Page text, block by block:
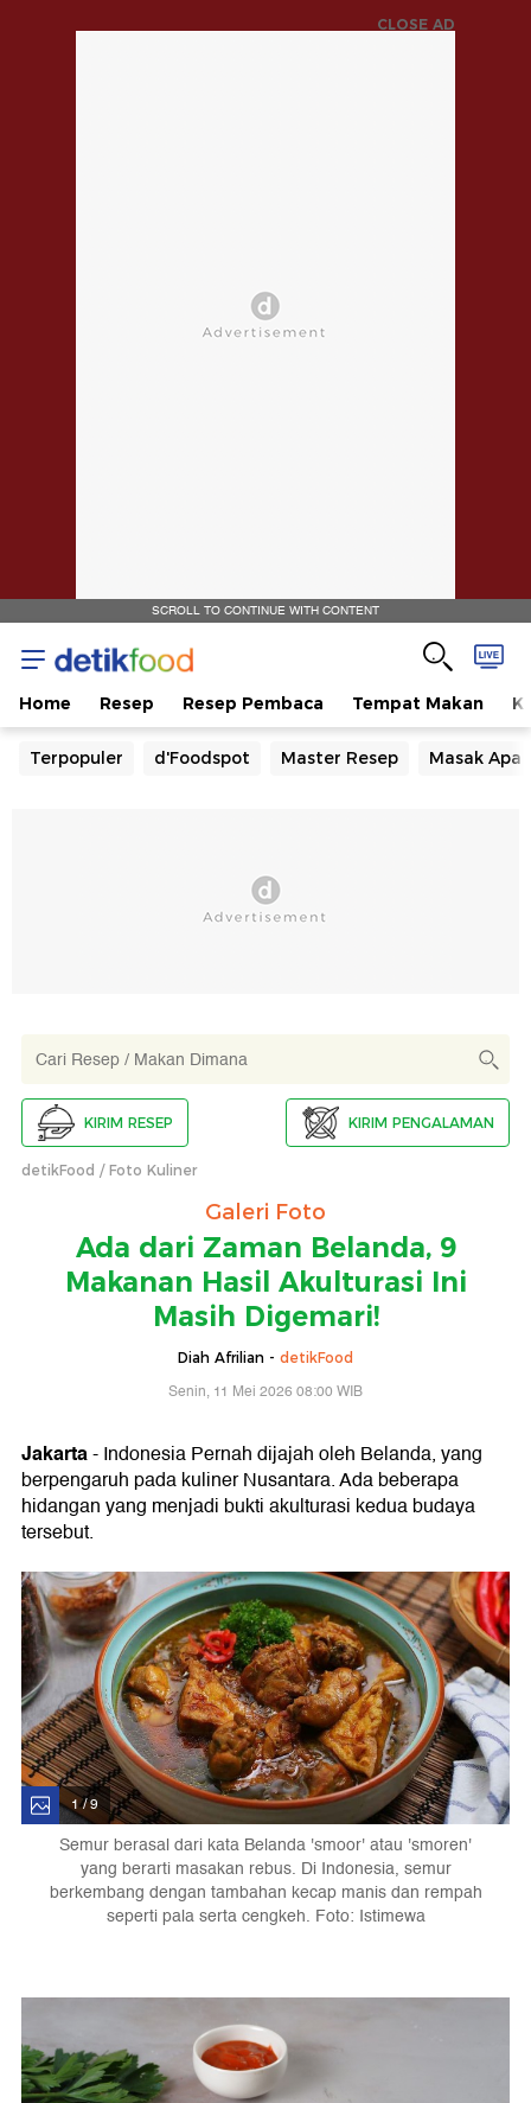
CLOSE AD
SCROLL TO CONTINUE WITH CONTENT
Home Resep Resep Pembaca Tempat Makan
Terpopuler d'Foodspot Master Resep Masak Apa
KIRIM RESEP KIRIM PENGALAMAN
detikFood Foto Kuliner
Galeri Foto
Ada dari Zaman Belanda, 9
Makanan Hasil Akulturasi Ini
Masih Digemari!
Diah Afrilian - detikFood
Senin, 11 Mei 2026 08:00 WIB
Jakarta- Indonesia Pernah dijajah oleh Belanda, yang
berpengaruh pada kuliner Nusantara. Ada beberapa
hidangan yang menjadi bukti akulturasi kedua budaya
tersebut.
1 / 9
Semur berasal dari kata Belanda 'smoor' atau 'smoren'
yang berarti masakan rebus. Di Indonesia, semur
berkembang dengan tambahan kecap manis dan rempah
seperti pala serta cengkeh. Foto: Istimewa